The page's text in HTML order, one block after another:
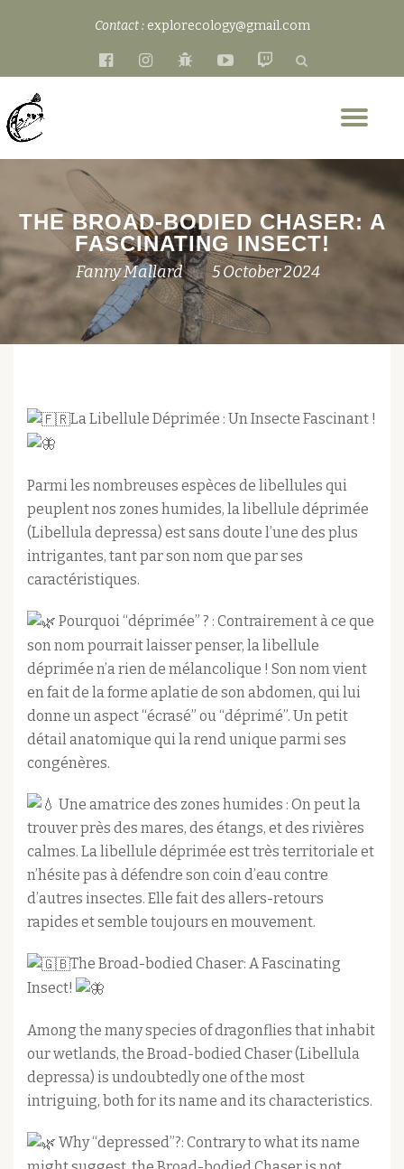
content
Contact : explorecology@gmail.com
fa-
fa-
fa-
fa-
fa-
THE BROAD-BODIED CHASER: A
FASCINATING INSECT!
Fanny Mallard 5 October 2024
La Libellule Déprimée : Un Insecte Fascinant !
Parmi les nombreuses espèces de libellules qui
peuplent nos zones humides, la libellule déprimée
(Libellula depressa) est sans doute l’une des plus
intrigantes, tant par son nom que par ses
caractéristiques.
Pourquoi “déprimée” ? : Contrairement à ce que
son nom pourrait laisser penser, la libellule
déprimée n’a rien de mélancolique ! Son nom vient
en fait de la forme aplatie de son abdomen, qui lui
donne un aspect“écrasé” ou “déprimé”. Un petit
détail anatomique qui la rend unique parmi ses
congénères.
Une amatrice des zones humides : On peut la
trouver près des mares, des étangs, et des rivières
calmes. La libellule déprimée est très territoriale et
n’hésite pas à défendre son coin d’eau contre
d’autres insectes. Elle fait des allers-retours
rapides et semble toujours en mouvement.
The Broad-bodied Chaser: A Fascinating
Insect!
Among the many species of dragonflies that inhabit
our wetlands, the Broad-bodied Chaser (Libellula
depressa) is undoubtedly one of the most
intriguing, both for its name and its characteristics.
Why “depressed”?: Contrary to what its name